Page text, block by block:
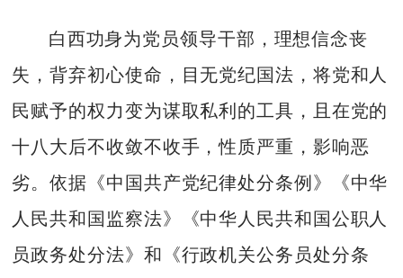
白西功身为党员领导干部，理想信念丧
失，背弃初心使命，目无党纪国法，将党和人
民赋予的权力变为谋取私利的工具，且在党的
十八大后不收敛不收手，性质严重，影响恶
劣。依据《中国共产党纪律处分条例》《中华
人民共和国监察法》《中华人民共和国公职人
员政务处分法》和《行政机关公务员处分条